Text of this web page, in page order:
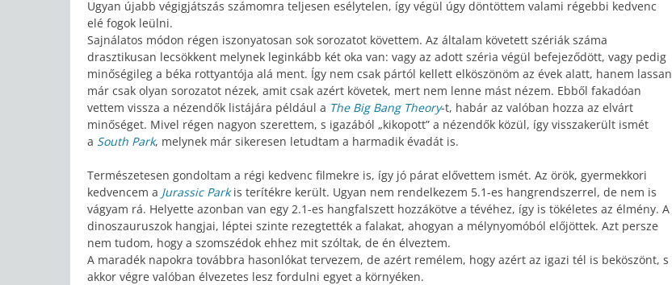
Ugyan újabb végigjátszás számomra teljesen esélytelen, így végül úgy döntöttem valami régebbi kedvenc
elé fogok leülni.
Sajnálatos módon régen iszonyatosan sok sorozatot követtem. Az általam követett szériák száma
drasztikusan lecsökkent melynek leginkább két oka van: vagy az adott széria végül befejeződött, vagy pedig
minőségileg a béka rottyantója alá ment. Így nem csak pártól kellett elköszönöm az évek alatt, hanem lassan
már csak olyan sorozatot nézek, amit csak azért követek, mert nem lenne mást nézem. Ebből fakadóan
vettem vissza a nézendők listájára például a The Big Bang Theory-t, habár az valóban hozza az elvárt
minőséget. Mivel régen nagyon szerettem, s igazából „kikopott” a nézendők közül, így visszakerült ismét
a South Park, melynek már sikeresen letudtam a harmadik évadát is.
Természetesen gondoltam a régi kedvenc filmekre is, így jó párat elővettem ismét. Az örök, gyermekkori
kedvencem a Jurassic Park is terítékre került. Ugyan nem rendelkezem 5.1-es hangrendszerrel, de nem is
vágyam rá. Helyette azonban van egy 2.1-es hangfalszett hozzákötve a tévéhez, így is tökéletes az élmény. A
dinoszauruszok hangjai, léptei szinte rezegtették a falakat, ahogyan a mélynyomóból előjöttek. Azt persze
nem tudom, hogy a szomszédok ehhez mit szóltak, de én élveztem.
A maradék napokra továbbra hasonlókat tervezem, de azért remélem, hogy azért az igazi tél is beköszönt, s
akkor végre valóban élvezetes lesz fordulni egyet a környéken.